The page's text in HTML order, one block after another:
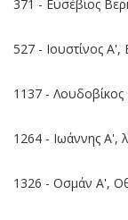
371 - Ευσέβιος
527 - Ιουστίνος Α',
1137 - Λουδοβίκος
1264 - Ιωάννης Α',
1326 - Οσμάν Α',